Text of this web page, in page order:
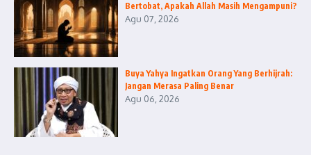
Bertobat, Apakah Allah Masih Mengampuni?
Agu 07, 2026
Buya Yahya Ingatkan Orang Yang Berhijrah:
Jangan Merasa Paling Benar
Agu 06, 2026